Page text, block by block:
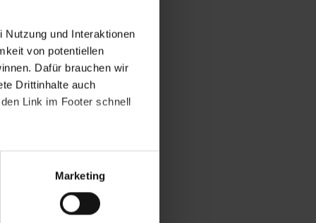
Nutzung und Interaktionen
von potentiellen
Dafür brauchen wir
Drittinhalte auch
Link im Footer schnell
Marketing